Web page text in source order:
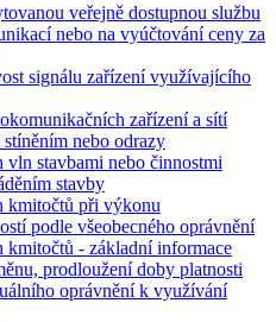
veřejně dostupnou službu
nebo na vyúčtování ceny za
signálu zařízení využívajícího
zařízení a sítí
nebo odrazy
vln stavbami nebo činnostmi
stavby
kmitočtů při výkonu
podle všeobecného oprávnění
- základní informace
prodloužení doby platnosti
oprávnění k využívání